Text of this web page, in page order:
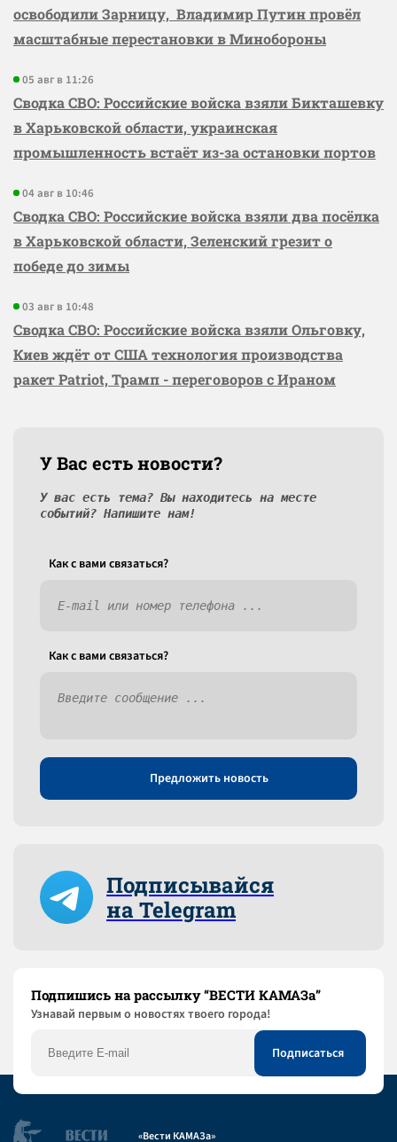
освободили Зарницу, Владимир Путин провёл
масштабные перестановки в Минобороны
05 авг в 11:26
Сводка СВО: Российские войска взяли Бикташевку
в Харьковской области, украинская
промышленность встаёт из-за остановки портов
04 авг в 10:46
Сводка СВО: Российские войска взяли два посёлка
в Харьковской области, Зеленский грезит о
победе до зимы
03 авг в 10:48
Сводка СВО: Российские войска взяли Ольговку,
Киев ждёт от США технология производства
ракет Patriot, Трамп - переговоров с Ираном
У Вас есть новости?
У вас есть тема? Вы находитесь на месте
событий? Напишите нам!
Как c вами связаться?
Как c вами связаться?
Предложить новость
Подписывайся
на Telegram
Подпишись на рассылку “ВЕСТИ КАМАЗа”
Узнaвай первым о новостях твоего города!
«Вести КАМАЗа»